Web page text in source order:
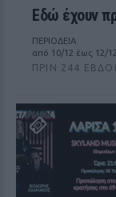
Εδώ έχουν
ΠΕΡΙΟΔΕΙΑ
από 10/12 έως 12/12
ΠΡΙΝ 244